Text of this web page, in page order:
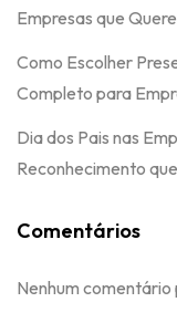
Empresas que
Como Escolher
Completo para
Dia dos Pais nas
Reconhecimento
Comentários
Nenhum comentário